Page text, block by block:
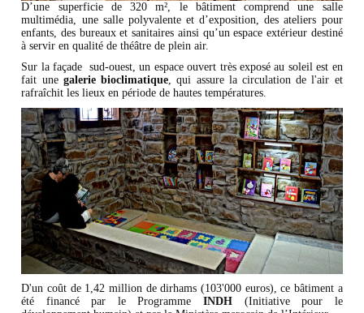
D’une superficie de 320 m², le bâtiment comprend une salle
multimédia, une salle polyvalente et d’exposition, des ateliers pour
enfants, des bureaux et sanitaires ainsi qu’un espace extérieur destiné
à servir en qualité de théâtre de plein air.
Sur la façade sud-ouest, un espace ouvert très exposé au soleil est en
fait une galerie bioclimatique, qui assure la circulation de l'air et
rafraîchit les lieux en période de hautes températures.
​D'un coût de 1,42 million de dirhams (103'000 euros), ce bâtiment a
été financé par le ProgrammeINDH (Initiative pour le